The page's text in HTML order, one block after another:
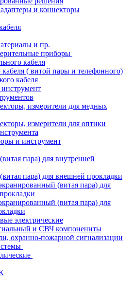
и коннекторы
и пр.
приборы
кабеля
( витой пары и телефонного)
кабеля
измерители для медных
измерители для оптики
и инструмент
пара) для внутренней
пара) для внешней прокладки
(витая пара) для
(витая пара) для
электрические
и СВЧ компоненнты
охранно-пожарной сигнализации